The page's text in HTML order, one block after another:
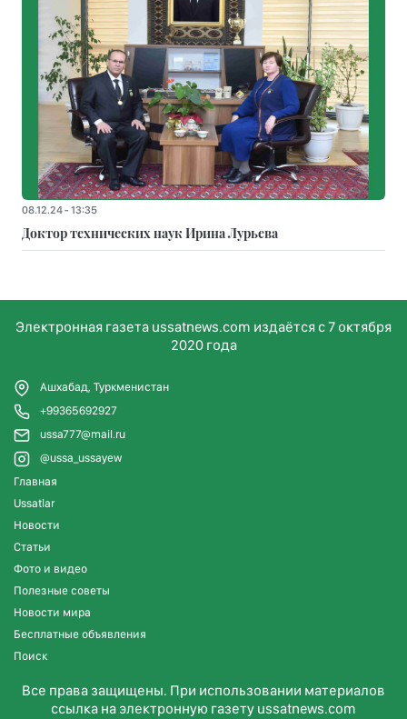
08.12.24 - 13:35
Доктор технических наук Ирина Лурьева
Электронная газета ussatnews.com издаётся с 7 октября
2020 года
Ашхабад, Туркменистан
+99365692927
ussa777@mail.ru
@ussa_ussayew
Главная
Ussatlar
Новости
Статьи
Фото и видео
Полезные советы
Новости мира
Бесплатные объявления
Поиск
Все права защищены. При использовании материалов
ссылка на электронную газету ussatnews.com